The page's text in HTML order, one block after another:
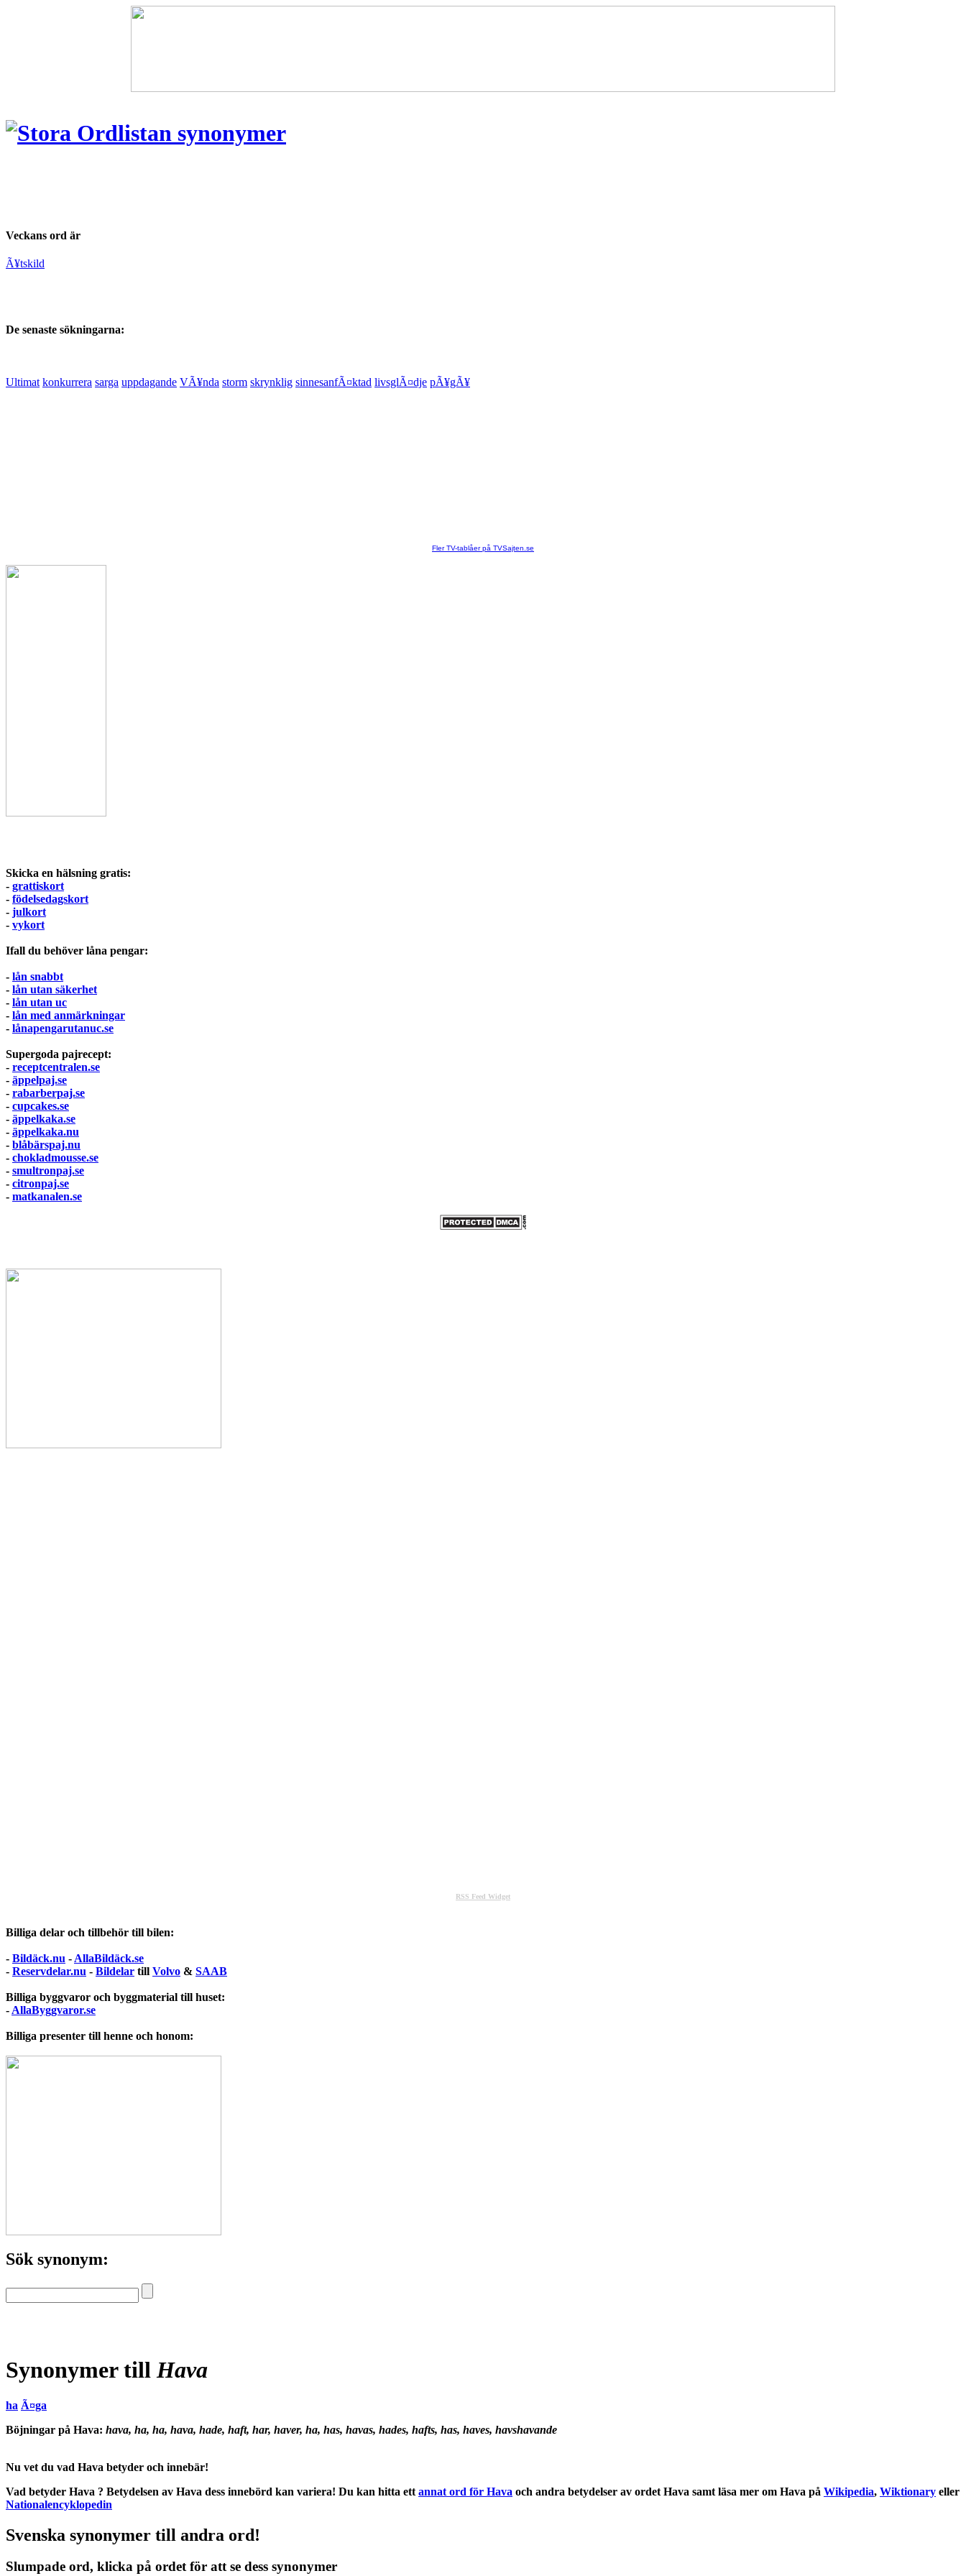
Veckans ord är
Ã¥tskild
De senaste sökningarna:
Ultimat konkurrera sarga uppdagande VÃ¥nda storm skrynklig sinnesanfÃ¤ktad livsglÃ¤dje pÃ¥gÃ¥
Fler TV-tablåer på TVSajten.se
Skicka en hälsning gratis:
- grattiskort
- födelsedagskort
- julkort
- vykort
Ifall du behöver låna pengar:
- lån snabbt
- lån utan säkerhet
- lån utan uc
- lån med anmärkningar
- lånapengarutanuc.se
Supergoda pajrecept:
- receptcentralen.se
- äppelpaj.se
- rabarberpaj.se
- cupcakes.se
- äppelkaka.se
- äppelkaka.nu
- blåbärspaj.nu
- chokladmousse.se
- smultronpaj.se
- citronpaj.se
- matkanalen.se
RSS Feed Widget
Billiga delar och tillbehör till bilen:
- Bildäck.nu - AllaBildäck.se
- Reservdelar.nu - Bildelar till Volvo & SAAB
Billiga byggvaror och byggmaterial till huset:
- AllaByggvaror.se
Billiga presenter till henne och honom:
Sök synonym:
Synonymer till Hava
ha Ã¤ga
Böjningar på Hava: hava, ha, ha, hava, hade, haft, har, haver, ha, has, havas, hades, hafts, has, haves, havshavande
Nu vet du vad Hava betyder och innebär!
Vad betyder Hava ? Betydelsen av Hava dess innebörd kan variera! Du kan hitta ett annat ord för Hava och andra betydelser av ordet Hava samt läsa mer om Hava på Wikipedia, Wiktionary eller
Nationalencyklopedin
Svenska synonymer till andra ord!
Slumpade ord, klicka på ordet för att se dess synonymer